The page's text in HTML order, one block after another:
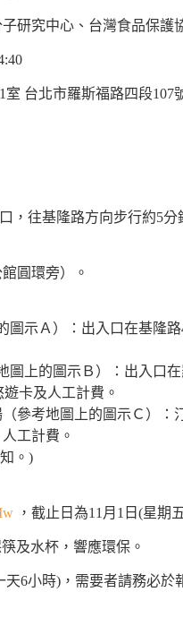
研究中心、台灣食品保護
台北市羅斯福路四段107
，往基隆路方向步行約5分
圓環旁）。
圖示Ａ）：出入口在基隆
圖上的圖示Ｂ）：出入口在
卡及人工計費。
參考地圖上的圖示Ｃ）：
工計費。
。)
，截止日為11月1日(星期
及水杯，響應環保。
6小時)，需要者請務必於